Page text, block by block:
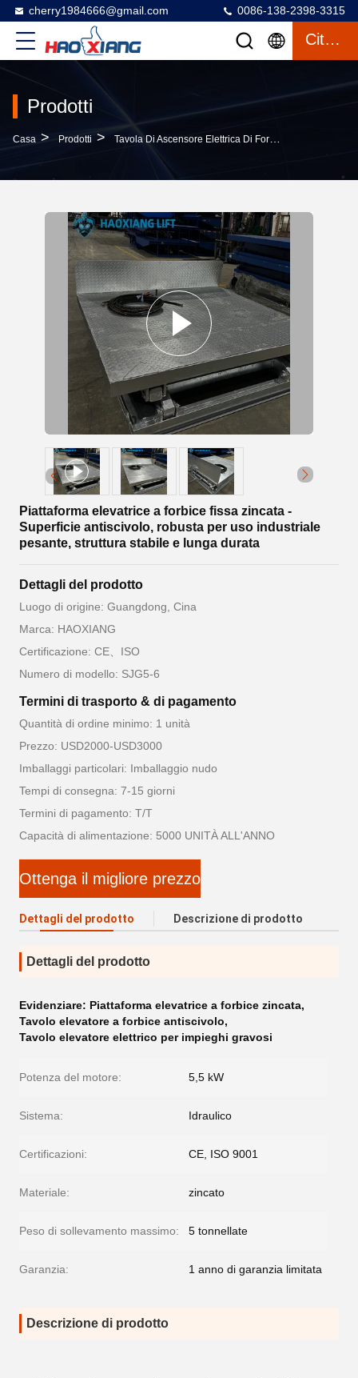
cherry1984666@gmail.com 0086-138-2398-3315
Citazione
Prodotti
Casa > Prodotti > Tavola Di Ascensore Elettrica Di Forbici
Piattaforma elevatrice a forbice fissa zincata -
Superficie antiscivolo, robusta per uso industriale
pesante, struttura stabile e lunga durata
Dettagli del prodotto
Luogo di origine: Guangdong, Cina
Marca: HAOXIANG
Certificazione: CE、ISO
Numero di modello: SJG5-6
Termini di trasporto & di pagamento
Quantità di ordine minimo: 1 unità
Prezzo: USD2000-USD3000
Imballaggi particolari: Imballaggio nudo
Tempi di consegna: 7-15 giorni
Termini di pagamento: T/T
Capacità di alimentazione: 5000 UNITÀ ALL'ANNO
Ottenga il migliore prezzo
Dettagli del prodotto Descrizione di prodotto
Dettagli del prodotto
Evidenziare: Piattaforma elevatrice a forbice zincata,
Tavolo elevatore a forbice antiscivolo,
Tavolo elevatore elettrico per impieghi gravosi
Potenza del motore: 5,5 kW
Sistema: Idraulico
Certificazioni: CE, ISO 9001
Materiale: zincato
Peso di sollevamento massimo: 5 tonnellate
Garanzia: 1 anno di garanzia limitata
Descrizione di prodotto